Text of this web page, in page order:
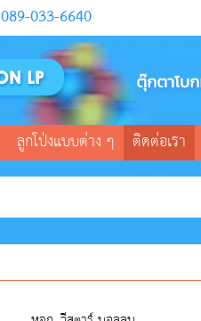
089-033-6640
ลูกโป่งแบบต่าง ๆ ติดต่อเรา